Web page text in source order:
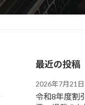
最近の投稿
2026年7月21日
令和8年度割